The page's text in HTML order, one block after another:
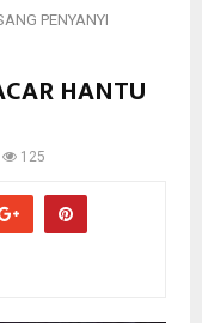
PENYANYI
HANTU
125